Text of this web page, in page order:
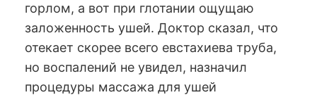
горлом, а вот при глотании ощущаю
заложенность ушей. Доктор сказал, что
отекает скорее всего евстахиева труба,
но воспалений не увидел, назначил
процедуры массажа для ушей